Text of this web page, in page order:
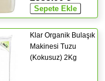
Klar Organik Bulaşık
Makinesi Tuzu
(Kokusuz) 2Kg